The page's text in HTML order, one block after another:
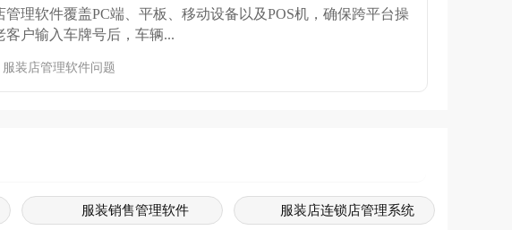
管理软件覆盖PC端、平板、移动设备以及POS机，确保跨平台操
客户输入车牌号后，车辆...
服装店管理软件问题
服装销售管理软件 服装店连锁店管理系统